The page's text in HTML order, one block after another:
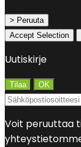
> Peruuta
Accept Selection
Uutiskirje
Voit peruuttaa